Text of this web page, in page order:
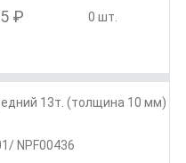
₽ 0 шт.
13т. (толщина 10 мм)
NPF00436